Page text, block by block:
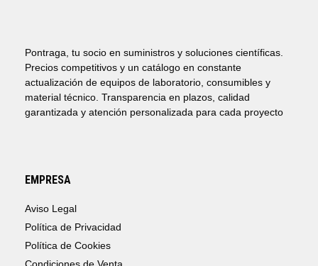
Pontraga, tu socio en suministros y soluciones científicas.
Precios competitivos y un catálogo en constante
actualización de equipos de laboratorio, consumibles y
material técnico. Transparencia en plazos, calidad
garantizada y atención personalizada para cada proyecto
EMPRESA
Aviso Legal
Política de Privacidad
Política de Cookies